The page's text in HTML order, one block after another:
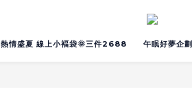
熱情盛夏 線上小褔袋🌞三件2688 午眠好夢企